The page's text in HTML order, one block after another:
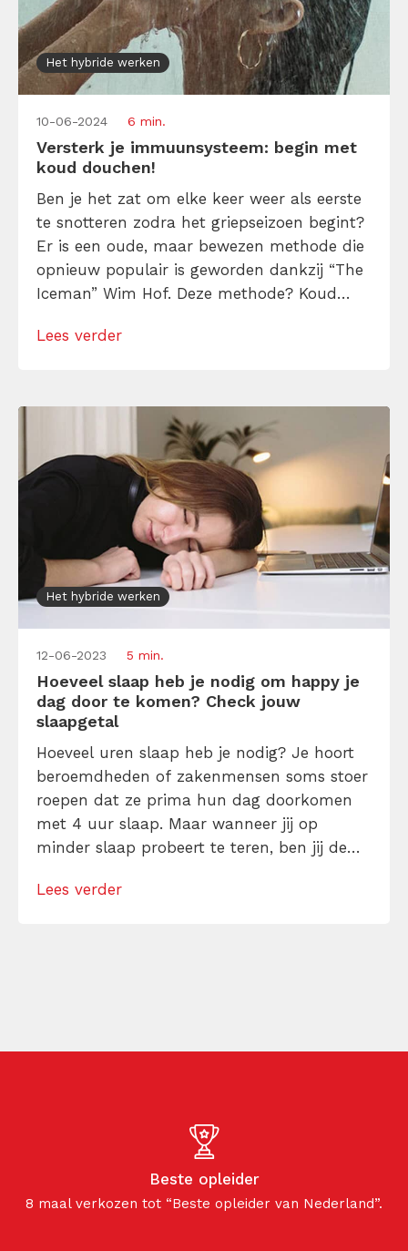
Het hybride werken
10-06-2024 6 min.
Versterk je immuunsysteem: begin met
koud douchen!
Ben je het zat om elke keer weer als eerste
te snotteren zodra het griepseizoen begint?
Er is een oude, maar bewezen methode die
opnieuw populair is geworden dankzij “The
Iceman” Wim Hof. Deze methode? Koud
voor je immuunsysteem, en daarnaast is
Lees verder
Het hybride werken
12-06-2023 5 min.
Hoeveel slaap heb je nodig om happy je
dag door te komen? Check jouw
slaapgetal
Hoeveel uren slaap heb je nodig? Je hoort
beroemdheden of zakenmensen soms stoer
roepen dat ze prima hun dag doorkomen
met 4 uur slaap. Maar wanneer jij op
minder slaap probeert te teren, ben jij de
‘volstrekt normaal’. Kort slapen is zeker
Lees verder
Beste opleider
8 maal verkozen tot “Beste opleider van Nederland”.